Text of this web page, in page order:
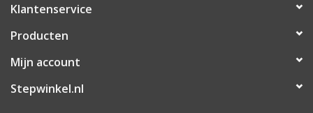
Klantenservice
Producten
Mijn account
Stepwinkel.nl